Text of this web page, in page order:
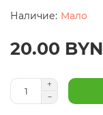
Мало
20.00 BYN